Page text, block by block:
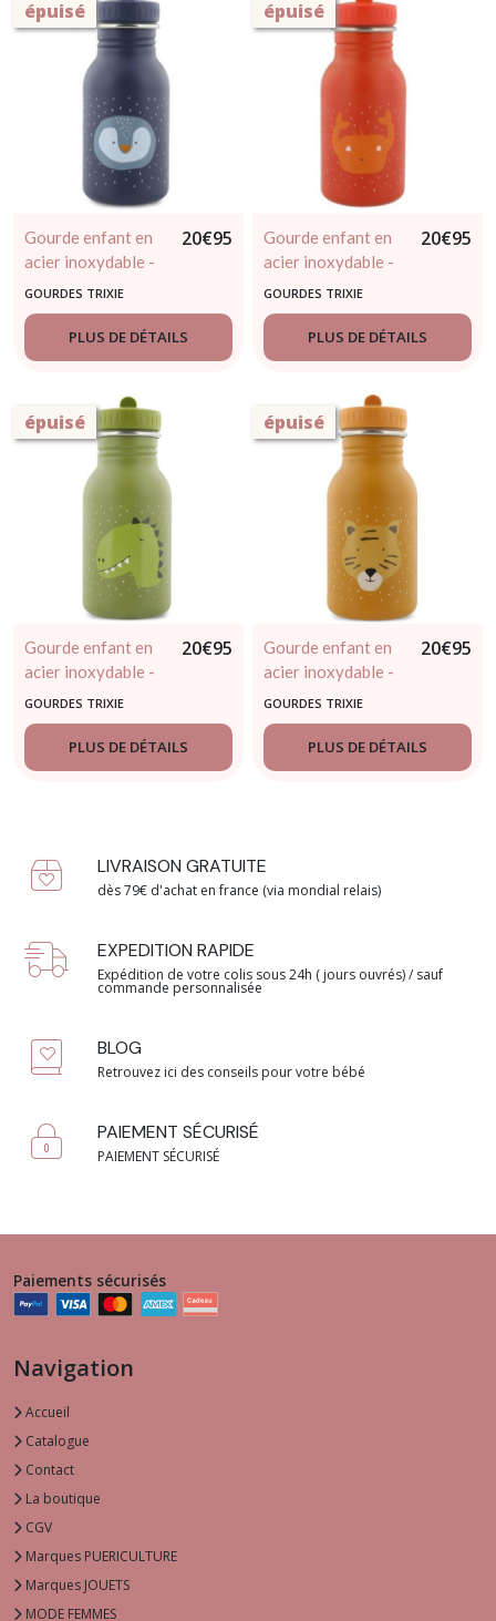
épuisé
Gourde enfant en
acier inoxydable -
Mr Pingouin 350ml
- TRIXIE BABY
20€95
GOURDES TRIXIE
PLUS DE DÉTAILS
épuisé
Gourde enfant en
acier inoxydable -
Mrs Crabe 350ml -
TRIXIE BABY
20€95
GOURDES TRIXIE
PLUS DE DÉTAILS
épuisé
Gourde enfant en
acier inoxydable -
Mr Dino 350ml -
TRIXIE BABY
20€95
GOURDES TRIXIE
PLUS DE DÉTAILS
épuisé
Gourde enfant en
acier inoxydable -
Mr Tigre 350ml -
TRIXIE BABY
20€95
GOURDES TRIXIE
PLUS DE DÉTAILS
LIVRAISON GRATUITE
dès 79€ d'achat en france (via mondial relais)
EXPEDITION RAPIDE
Expédition de votre colis sous 24h ( jours ouvrés) / sauf
commande personnalisée
BLOG
Retrouvez ici des conseils pour votre bébé
PAIEMENT SÉCURISÉ
PAIEMENT SÉCURISÉ
Paiements sécurisés
Navigation
Accueil
Catalogue
Contact
La boutique
CGV
Marques PUERICULTURE
Marques JOUETS
MODE FEMMES